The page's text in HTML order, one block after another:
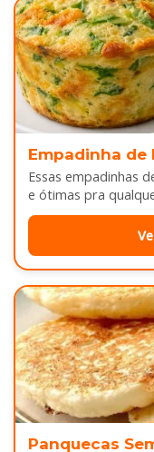
Empadinha de
Essas empadinhas
e ótimas pra
Panquecas